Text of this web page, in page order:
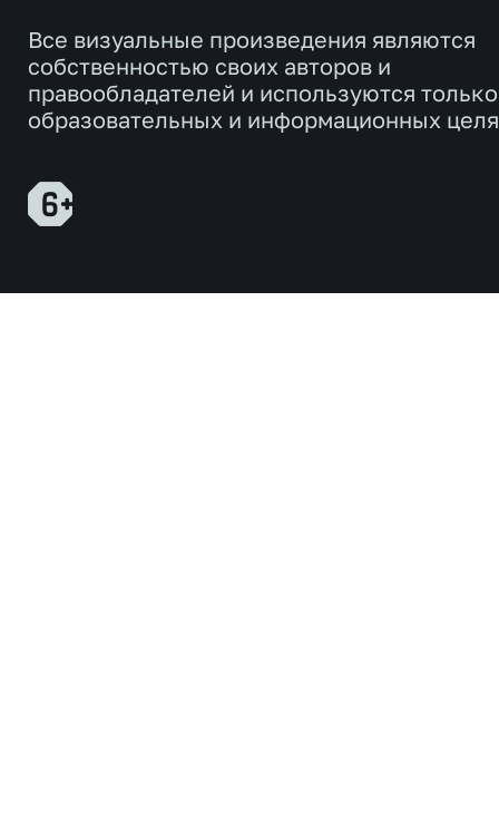
Все визуальные произведения являются
собственностью своих авторов и
правообладателей и используются
образовательных и информационных